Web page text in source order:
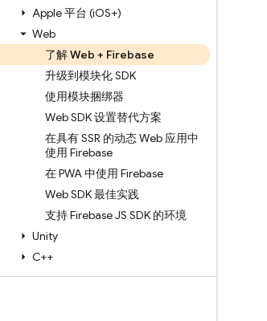
Apple 平台 (iOS+)
Web
了解 Web + Firebase
升级到模块化 SDK
使用模块捆绑器
Web SDK 设置替代方案
在具有 SSR 的动态 Web 应用中
使用 Firebase
在 PWA 中使用 Firebase
Web SDK 最佳实践
支持 Firebase JS SDK 的环境
Unity
C++